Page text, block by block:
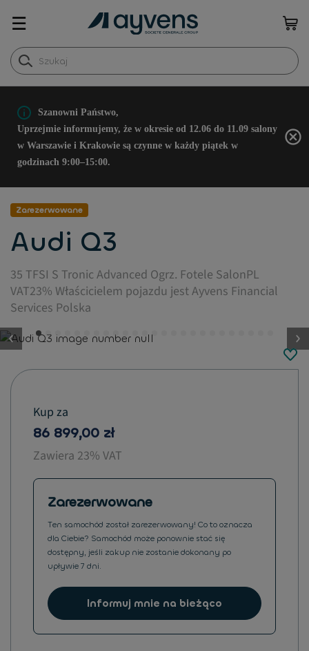
☰
Szanowni Państwo,
Uprzejmie informujemy, że w okresie od 12.06 do 11.09 salony
w Warszawie i Krakowie są czynne w każdy piątek w
godzinach 9:00–15:00.
Zarezerwowane
Audi Q3
35 TFSI S Tronic Advanced Ogrz. Fotele SalonPL
VAT23% Właścicielem pojazdu jest Ayvens Financial
Services Polska
button.previous
Kup za
86 899,00 zł
Zawiera 23% VAT
Zarezerwowane
Ten samochód został zarezerwowany! Co to oznacza
dla Ciebie? Samochód może ponownie stać się
dostępny, jeśli zakup nie zostanie dokonany po
upływie 7 dni.
Informuj mnie na bieżąco